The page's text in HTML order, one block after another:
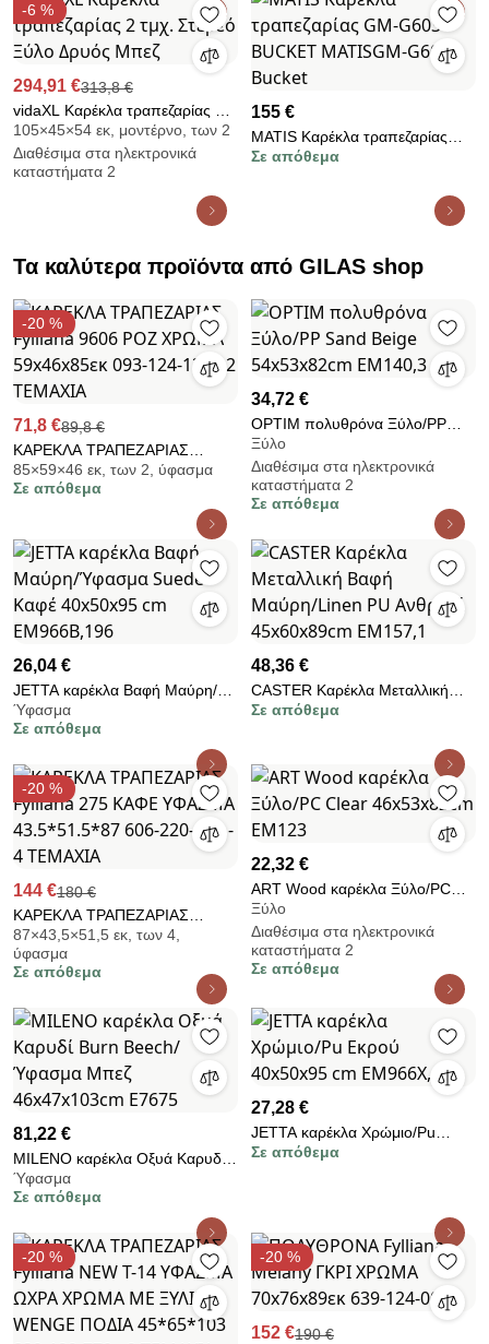
-6 %
294,91 €313,8 €
vidaXL Καρέκλα τραπεζαρίας 2
τμχ. Στερεό Ξύλο Δρυός Μπεζ
105×45×54 εκ, μοντέρνο, των 2
Διαθέσιμα στα ηλεκτρονικά
καταστήματα 2
155 €
MATIS Καρέκλα τραπεζαρίας
GM-G603 BUCKET MATISGM-
Σε απόθεμα
Τα καλύτερα προϊόντα από GILAS shop
-20 %
71,8 €89,8 €
ΚΑΡΕΚΛΑ ΤΡΑΠΕΖΑΡΙΑΣ
Fylliana 9606 ΡΟΖ ΧΡΩΜΑ
59x46x85εκ 093-124-132 - 2
85×59×46 εκ, των 2, ύφασμα
Σε απόθεμα
34,72 €
OPTIM πολυθρόνα Ξύλο/PP
Sand Beige 54x53x82cm
ΕΜ140,3
Ξύλο
Διαθέσιμα στα ηλεκτρονικά
καταστήματα 2
Σε απόθεμα
26,04 €
JETTA καρέκλα Βαφή Μαύρη/
Ύφασμα Suede Καφέ 40x50x95
cm ΕΜ966Β,196
Ύφασμα
Σε απόθεμα
48,36 €
CASTER Καρέκλα Μεταλλική
Βαφή Μαύρη/Linen PU Ανθρακί
Σε απόθεμα
-20 %
144 €180 €
ΚΑΡΕΚΛΑ ΤΡΑΠΕΖΑΡΙΑΣ
Fylliana 275 ΚΑΦΕ ΥΦΑΣΜΑ
43.5*51.5*87 606-220-089 - 4
ΤΕΜΑΧΙΑ
87×43,5×51,5 εκ, των 4,
ύφασμα
Σε απόθεμα
22,32 €
ART Wood καρέκλα Ξύλο/PC
Clear 46x53x82cm ΕΜ123
Ξύλο
Διαθέσιμα στα ηλεκτρονικά
καταστήματα 2
Σε απόθεμα
81,22 €
MILENO καρέκλα Οξυά Καρυδί
Burn Beech/Ύφασμα Μπεζ
46x47x103cm Ε7675
Ύφασμα
Σε απόθεμα
27,28 €
JETTA καρέκλα Χρώμιο/Pu
Εκρού 40x50x95 cm
Σε απόθεμα
-20 % -20 %
152 €190 €